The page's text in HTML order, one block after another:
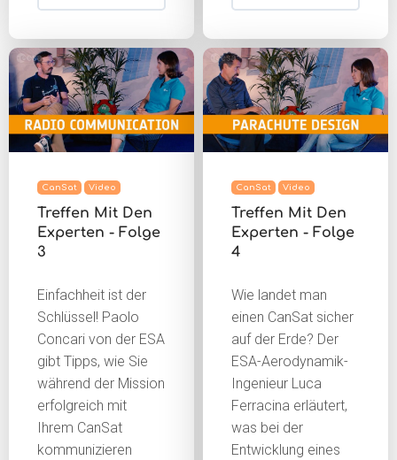
CanSat Video
Treffen Mit Den
Experten - Folge
3
Einfachheit ist der
Schlüssel! Paolo
Concari von der ESA
gibt Tipps, wie Sie
während der Mission
erfolgreich mit
Ihrem CanSat
kommunizieren
CanSat Video
Treffen Mit Den
Experten - Folge
4
Wie landet man
einen CanSat sicher
auf der Erde? Der
ESA-Aerodynamik-
Ingenieur Luca
Ferracina erläutert,
was bei der
Entwicklung eines